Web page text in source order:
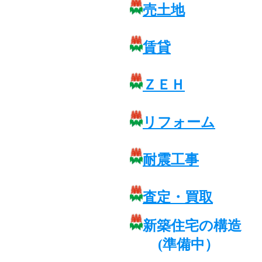
売土地
賃貸
ＺＥＨ
リフォーム
耐震工事
査定・買取
新築住宅の構造
(準備中）